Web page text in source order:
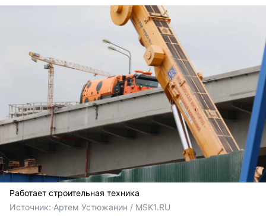
Работает строительная техника
Источник: Артем Устюжанин / MSK1.RU